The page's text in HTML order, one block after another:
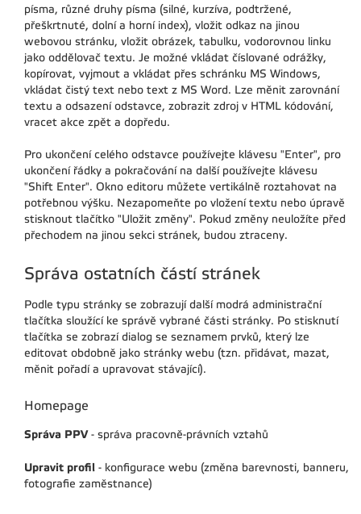
písma, různé druhy písma (silné, kurzíva, podtržené,
přeškrtnuté, dolní a horní index), vložit odkaz na jinou
webovou stránku, vložit obrázek, tabulku, vodorovnou linku
jako oddělovač textu. Je možné vkládat číslované odrážky,
kopírovat, vyjmout a vkládat přes schránku MS Windows,
vkládat čistý text nebo text z MS Word. Lze měnit zarovnání
textu a odsazení odstavce, zobrazit zdroj v HTML kódování,
vracet akce zpět a dopředu.
Pro ukončení celého odstavce používejte klávesu "Enter", pro
ukončení řádky a pokračování na další používejte klávesu
"Shift Enter". Okno editoru můžete vertikálně roztahovat na
potřebnou výšku. Nezapomeňte po vložení textu nebo úpravě
stisknout tlačítko "Uložit změny". Pokud změny neuložíte před
přechodem na jinou sekci stránek, budou ztraceny.
Správa ostatních částí stránek
Podle typu stránky se zobrazují další modrá administrační
tlačítka sloužící ke správě vybrané části stránky. Po stisknutí
tlačítka se zobrazí dialog se seznamem prvků, který lze
editovat obdobně jako stránky webu (tzn. přidávat, mazat,
měnit pořadí a upravovat stávající).
Homepage
Správa PPV- správa pracovně-právních vztahů
Upravit profil - konfigurace webu (změna barevnosti, banneru,
fotografie zaměstnance)